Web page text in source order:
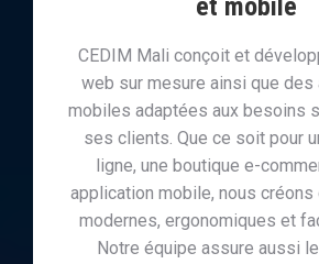
et mobile
CEDIM Mali conçoit et
web sur mesure ainsi que des
mobiles adaptées aux besoins
ses clients. Que ce soit pour
ligne, une boutique e-
application mobile, nous
modernes, ergonomiques et
Notre équipe assure aussi